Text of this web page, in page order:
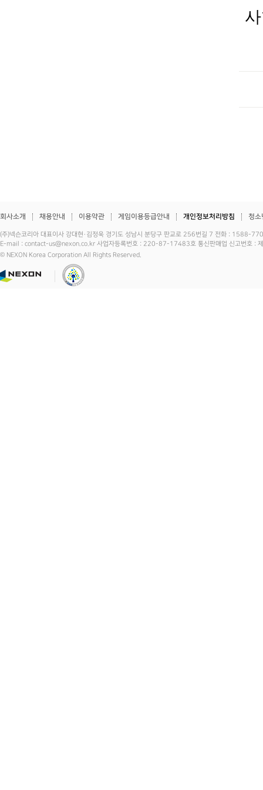
회사소개 채용안내 이용약관 게임이용등급안내 개인정보처리방침 청소
(주)넥슨코리아 대표이사 강대현·김정욱 경기도 성남시 분당구 판교로 256번길 7 전화 :
E-mail : contact-us@nexon.co.kr 사업자등록번호 : 220-87-17483호 통신판매업 신고번호 :
© NEXON Korea Corporation All Rights Reserved.